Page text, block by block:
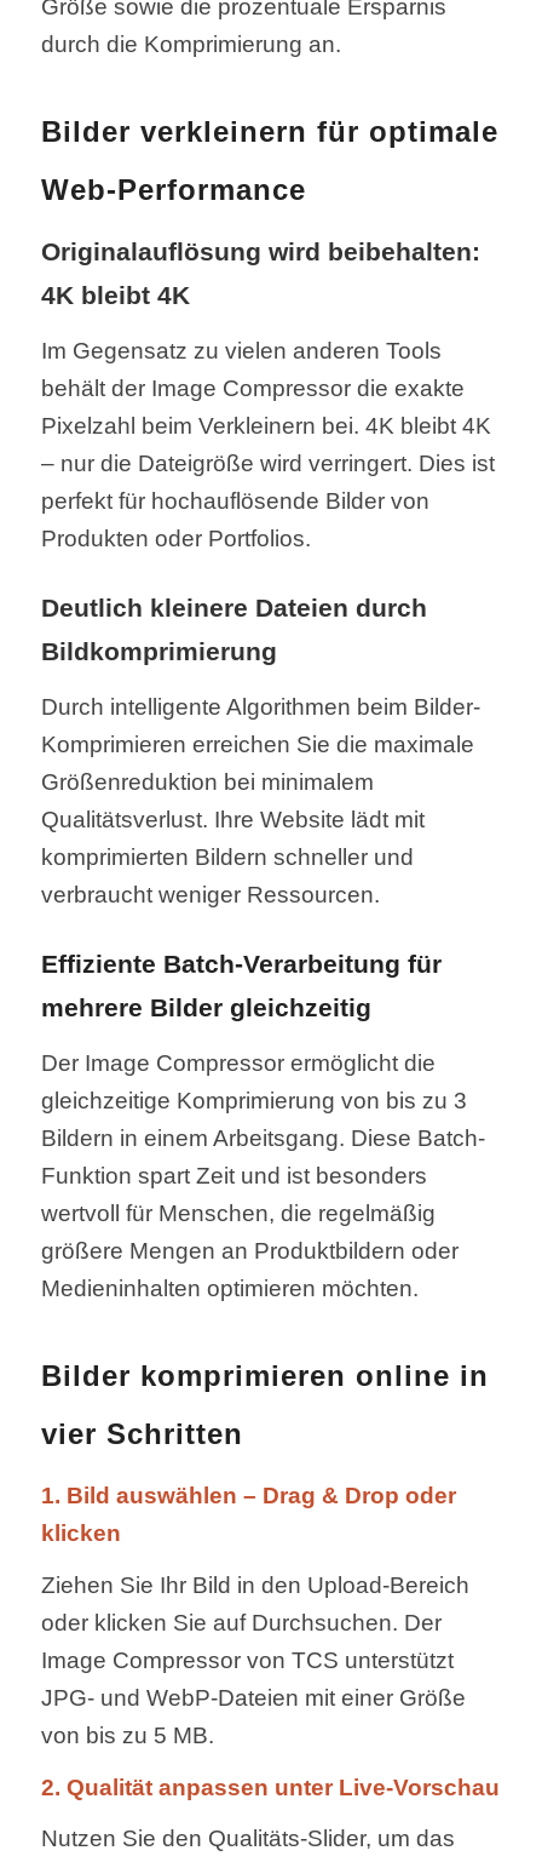
Größe sowie die prozentuale Ersparnis
durch die Komprimierung an.
Bilder verkleinern für optimale
Web-Performance
Originalauflösung wird beibehalten:
4K bleibt 4K
Im Gegensatz zu vielen anderen Tools
behält der Image Compressor die exakte
Pixelzahl beim Verkleinern bei. 4K bleibt 4K
– nur die Dateigröße wird verringert. Dies ist
perfekt für hochauflösende Bilder von
Produkten oder Portfolios.
Deutlich kleinere Dateien durch
Bildkomprimierung
Durch intelligente Algorithmen beim Bilder-
Komprimieren erreichen Sie die maximale
Größenreduktion bei minimalem
Qualitätsverlust. Ihre Website lädt mit
komprimierten Bildern schneller und
verbraucht weniger Ressourcen.
Effiziente Batch-Verarbeitung für
mehrere Bilder gleichzeitig
Der Image Compressor ermöglicht die
gleichzeitige Komprimierung von bis zu 3
Bildern in einem Arbeitsgang. Diese Batch-
Funktion spart Zeit und ist besonders
wertvoll für Menschen, die regelmäßig
größere Mengen an Produktbildern oder
Medieninhalten optimieren möchten.
Bilder komprimieren online in
vier Schritten
1. Bild auswählen – Drag & Drop oder
klicken
Ziehen Sie Ihr Bild in den Upload-Bereich
oder klicken Sie auf Durchsuchen. Der
Image Compressor von TCS unterstützt
JPG- und WebP-Dateien mit einer Größe
von bis zu 5 MB.
2. Qualität anpassen unter Live-Vorschau
Nutzen Sie den Qualitäts-Slider, um das